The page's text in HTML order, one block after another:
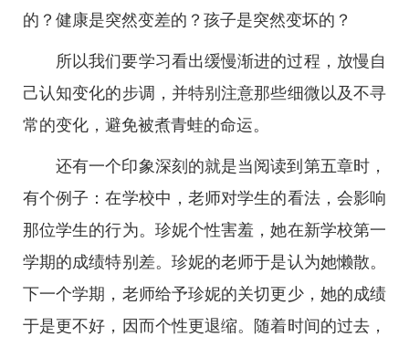
的？健康是突然变差的？孩子是突然变坏的？
所以我们要学习看出缓慢渐进的过程，放慢自
己认知变化的步调，并特别注意那些细微以及不寻
常的变化，避免被煮青蛙的命运。
还有一个印象深刻的就是当阅读到第五章时，
有个例子：在学校中，老师对学生的看法，会影响
那位学生的行为。珍妮个性害羞，她在新学校第一
学期的成绩特别差。珍妮的老师于是认为她懒散。
下一个学期，老师给予珍妮的关切更少，她的成绩
于是更不好，因而个性更退缩。随着时间的过去，